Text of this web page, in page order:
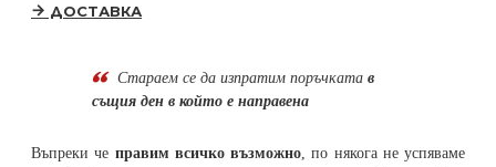
ДОСТАВКА
Стараем се да изпратим поръчката в
същия ден в който е направена
Въпреки че правим всичко възможно , по някога не успяваме